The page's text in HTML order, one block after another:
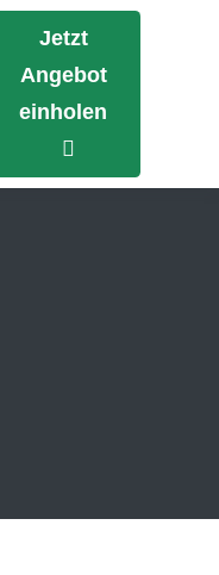
Jetzt
Angebot
einholen